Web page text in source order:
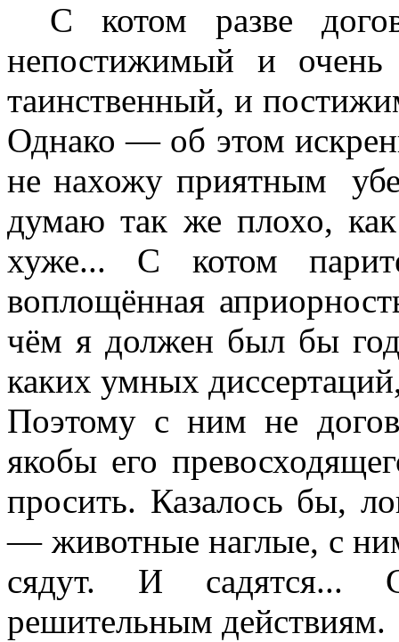
С котом разве
непостижимый и
таинственный, и
Однако — об этом
не нахожу приятным
думаю так же плохо,
хуже... С котом
воплощённая
чём я должен был бы
каких умных
Поэтому с ним не
якобы его
просить. Казалось бы,
— животные наглые, с
сядут. И садятся...
решительным действиям.